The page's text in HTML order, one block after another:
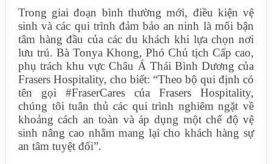
Trong giai đoạn bình thường mới, điều kiện vệ
sinh và các qui trình đảm bảo an ninh là mối bận
tâm hàng đầu của các du khách khi lựa chọn nơi
lưu trú. Bà Tonya Khong, Phó Chủ tịch Cấp cao,
phụ trách khu vực Châu Á Thái Bình Dương của
Frasers Hospitality, cho biết: “Theo bộ qui định có
tên gọi #FraserCares của Frasers Hospitality,
chúng tôi tuân thủ các qui trình nghiêm ngặt về
khoảng cách an toàn và áp dụng một chế độ vệ
sinh nâng cao nhằm mang lại cho khách hàng sự
an tâm tuyệt đối”.